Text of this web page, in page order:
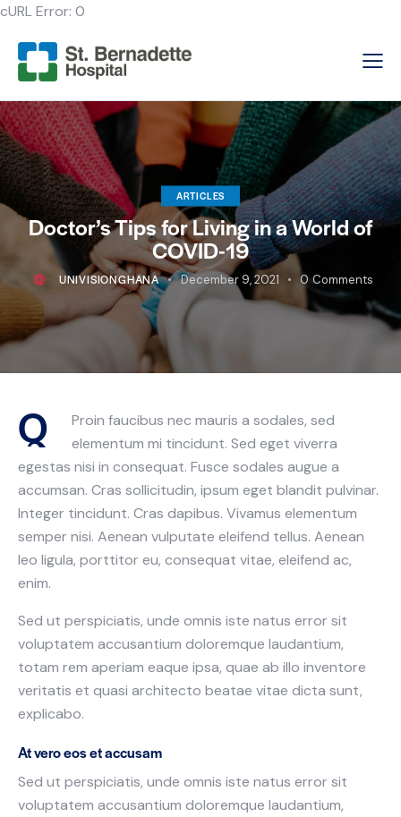
cURL Error: 0
ARTICLES
Doctor’s Tips for Living in a World of
COVID-19
UNIVISIONGHANA December 9, 2021 0 Comments
Q
Proin faucibus nec mauris a sodales, sed
elementum mi tincidunt. Sed eget viverra
egestas nisi in consequat. Fusce sodales augue a
accumsan. Cras sollicitudin, ipsum eget blandit pulvinar.
Integer tincidunt. Cras dapibus. Vivamus elementum
semper nisi. Aenean vulputate eleifend tellus. Aenean
leo ligula, porttitor eu, consequat vitae, eleifend ac,
enim.
Sed ut perspiciatis, unde omnis iste natus error sit
voluptatem accusantium doloremque laudantium,
totam rem aperiam eaque ipsa, quae ab illo inventore
veritatis et quasi architecto beatae vitae dicta sunt,
explicabo.
At vero eos et accusam
Sed ut perspiciatis, unde omnis iste natus error sit
voluptatem accusantium doloremque laudantium,